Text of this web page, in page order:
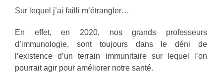
Sur lequel j’ai failli m’étrangler…
En effet, en 2020, nos grands professeurs
d’immunologie, sont toujours dans le déni de
l’existence d’un terrain immunitaire sur lequel l’on
pourrait agir pour améliorer notre santé.